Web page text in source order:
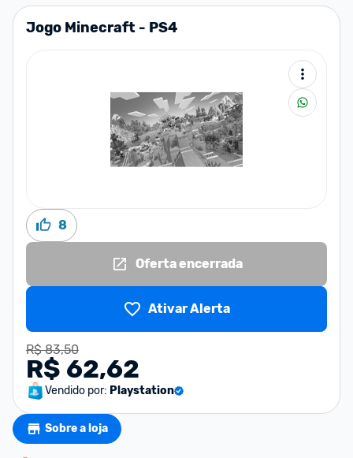
Jogo Minecraft - PS4
8
Oferta encerrada
Ativar Alerta
R$ 83,50
R$ 62,62
Vendido por: Playstation
Sobre a loja